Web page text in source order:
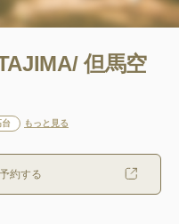
但馬空
台 もっと見る
約する